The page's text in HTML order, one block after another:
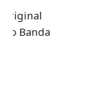
Original
Banda